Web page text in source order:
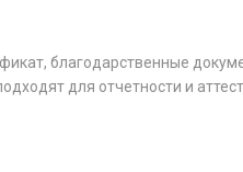
благодарственные
для отчетности и